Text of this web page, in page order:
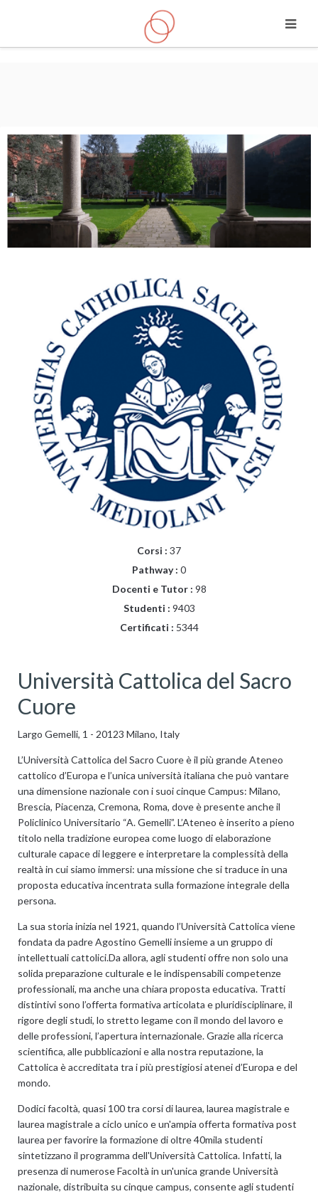
Corsi : 37
Pathway : 0
Docenti e Tutor : 98
Studenti : 9403
Certificati : 5344
Università Cattolica del Sacro
Cuore
Largo Gemelli, 1 - 20123 Milano, Italy
L’Università Cattolica del Sacro Cuore è il più grande Ateneo
cattolico d’Europa e l’unica università italiana che può vantare
una dimensione nazionale con i suoi cinque Campus: Milano,
Brescia, Piacenza, Cremona, Roma, dove è presente anche il
Policlinico Universitario “A. Gemelli”. L’Ateneo è inserito a pieno
titolo nella tradizione europea come luogo di elaborazione
culturale capace di leggere e interpretare la complessità della
realtà in cui siamo immersi: una missione che si traduce in una
proposta educativa incentrata sulla formazione integrale della
persona.
La sua storia inizia nel 1921, quando l’Università Cattolica viene
fondata da padre Agostino Gemelli insieme a un gruppo di
intellettuali cattolici.Da allora, agli studenti offre non solo una
solida preparazione culturale e le indispensabili competenze
professionali, ma anche una chiara proposta educativa. Tratti
distintivi sono l’offerta formativa articolata e pluridisciplinare, il
rigore degli studi, lo stretto legame con il mondo del lavoro e
delle professioni, l’apertura internazionale. Grazie alla ricerca
scientifica, alle pubblicazioni e alla nostra reputazione, la
Cattolica è accreditata tra i più prestigiosi atenei d’Europa e del
mondo.
Dodici facoltà, quasi 100 tra corsi di laurea, laurea magistrale e
laurea magistrale a ciclo unico e un'ampia offerta formativa post
laurea per favorire la formazione di oltre 40mila studenti
sintetizzano il programma dell'Università Cattolica. Infatti, la
presenza di numerose Facoltà in un'unica grande Università
nazionale, distribuita su cinque campus, consente agli studenti